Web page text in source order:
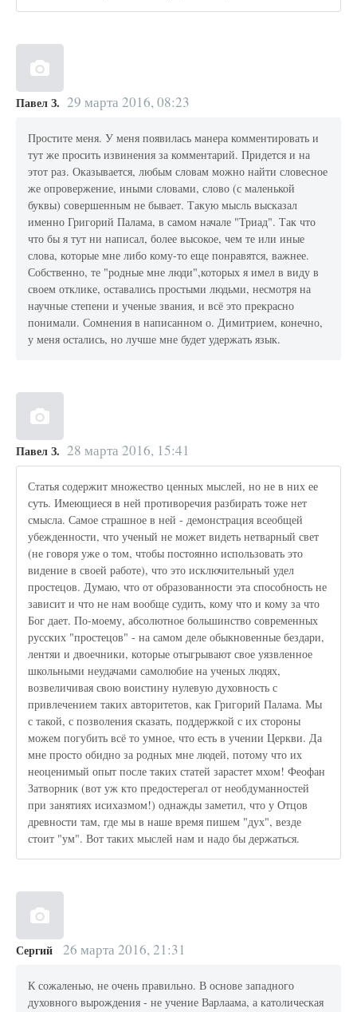
Павел З. 29 марта 2016, 08:23
Простите меня. У меня появилась манера комментировать и
тут же просить извинения за комментарий. Придется и на
этот раз. Оказывается, любым словам можно найти словесное
же опровержение, иными словами, слово (с маленькой
буквы) совершенным не бывает. Такую мысль высказал
именно Григорий Палама, в самом начале "Триад". Так что
что бы я тут ни написал, более высокое, чем те или иные
слова, которые мне либо кому-то еще понравятся, важнее.
Собственно, те "родные мне люди",которых я имел в виду в
своем отклике, оставались простыми людьми, несмотря на
научные степени и ученые звания, и всё это прекрасно
понимали. Сомнения в написанном о. Димитрием, конечно,
у меня остались, но лучше мне будет удержать язык.
Павел З. 28 марта 2016, 15:41
Статья содержит множество ценных мыслей, но не в них ее
суть. Имеющиеся в ней противоречия разбирать тоже нет
смысла. Самое страшное в ней - демонстрация всеобщей
убежденности, что ученый не может видеть нетварный свет
(не говоря уже о том, чтобы постоянно использовать это
видение в своей работе), что это исключительный удел
простецов. Думаю, что от образованности эта способность не
зависит и что не нам вообще судить, кому что и кому за что
Бог дает. По-моему, абсолютное большинство современных
русских "простецов" - на самом деле обыкновенные бездари,
лентяи и двоечники, которые отыгрывают свое уязвленное
школьными неудачами самолюбие на ученых людях,
возвеличивая свою воистину нулевую духовность с
привлечением таких авторитетов, как Григорий Палама. Мы
с такой, с позволения сказать, поддержкой с их стороны
можем погубить всё то умное, что есть в учении Церкви. Да
мне просто обидно за родных мне людей, потому что их
неоценимый опыт после таких статей зарастет мхом! Феофан
Затворник (вот уж кто предостерегал от необдуманностей
при занятиях исихазмом!) однажды заметил, что у Отцов
древности там, где мы в наше время пишем "дух", везде
стоит "ум". Вот таких мыслей нам и надо бы держаться.
Сергий 26 марта 2016, 21:31
К сожаленью, не очень правильно. В основе западного
духовного вырождения - не учение Варлаама, а католическая